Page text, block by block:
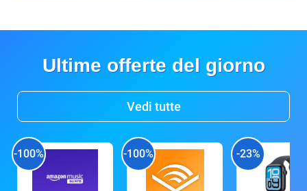
Ultime offerte del giorno
Vedi tutte
-100% -100% -23%